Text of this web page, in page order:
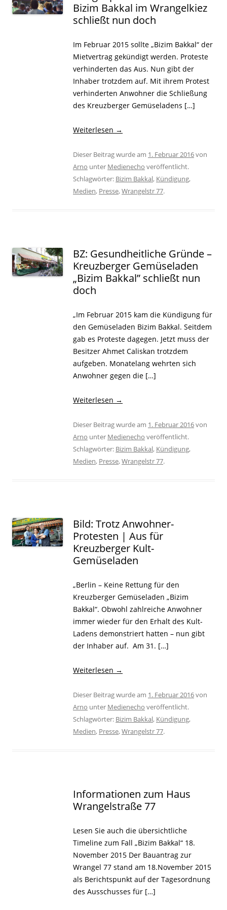
Bizim Bakkal im Wrangelkiez
schließt nun doch
Im Februar 2015 sollte „Bizim Bakkal“ der
Mietvertrag gekündigt werden. Proteste
verhinderten das Aus. Nun gibt der
Inhaber trotzdem auf. Mit ihrem Protest
verhinderten Anwohner die Schließung
des Kreuzberger Gemüseladens […]
Weiterlesen →
Dieser Beitrag wurde am 1. Februar 2016von
Arno unter Medienecho veröffentlicht.
Schlagwörter: Bizim Bakkal, Kündigung,
Medien, Presse,Wrangelstr 77.
BZ: Gesundheitliche Gründe –
Kreuzberger Gemüseladen
„Bizim Bakkal” schließt nun
doch
„Im Februar 2015 kam die Kündigung für
den Gemüseladen Bizim Bakkal. Seitdem
gab es Proteste dagegen. Jetzt muss der
Besitzer Ahmet Caliskan trotzdem
aufgeben. Monatelang wehrten sich
Anwohner gegen die […]
Weiterlesen →
Dieser Beitrag wurde am 1. Februar 2016von
Arno unter Medienecho veröffentlicht.
Schlagwörter: Bizim Bakkal, Kündigung,
Medien, Presse,Wrangelstr 77.
Bild: Trotz Anwohner-
Protesten | Aus für
Kreuzberger Kult-
Gemüseladen
„Berlin – Keine Rettung für den
Kreuzberger Gemüseladen „Bizim
Bakkal“. Obwohl zahlreiche Anwohner
immer wieder für den Erhalt des Kult-
Ladens demonstriert hatten – nun gibt
der Inhaber auf. Am 31. […]
Weiterlesen →
Dieser Beitrag wurde am 1. Februar 2016von
Arno unter Medienecho veröffentlicht.
Schlagwörter: Bizim Bakkal, Kündigung,
Medien, Presse,Wrangelstr 77.
Informationen zum Haus
Wrangelstraße 77
Lesen Sie auch die übersichtliche
Timeline zum Fall „Bizim Bakkal“ 18.
November 2015 Der Bauantrag zur
Wrangel 77 stand am 18.November 2015
als Berichtspunkt auf der Tagesordnung
des Ausschusses für […]